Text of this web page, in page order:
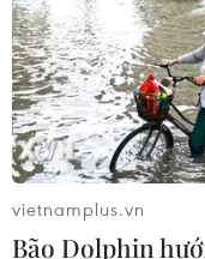
CƠ QUAN CHỦ QUẢN:
Tổng Biên tập:
Phó Tổng Biên tập:
THỦY
Sở hữu trí tuệ
vietnamplus.vn
Bão Dolphin